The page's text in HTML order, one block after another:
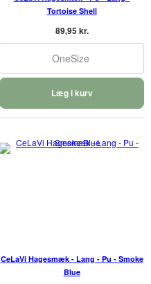
Tortoise Shell
89,95 kr.
OneSize
Læg i kurv
CeLaVi Hagesmæk - Lang - Pu - Smoke
Blue